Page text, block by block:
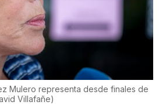
Mulero representa desde finales de
Villafañe)